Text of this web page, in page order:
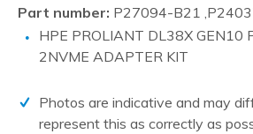
Part number: P27094-B21
HPE PROLIANT DL38X GEN10
2NVME ADAPTER KIT
Photos are indicative and may
represent this as correctly as